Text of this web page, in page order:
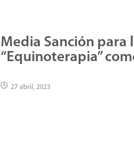
Media Sanción para
“Equinoterapia”
27 abril, 2023